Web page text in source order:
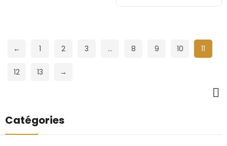
← 1 2 3 … 8 9 10 11
12 13 →
Catégories